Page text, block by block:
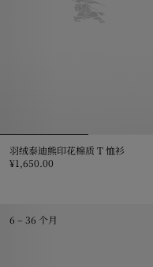
羽绒泰迪熊印花棉质 T 恤衫
¥1,650.00
羽绒泰迪熊印花棉质 T 恤衫,
6 – 36 个月